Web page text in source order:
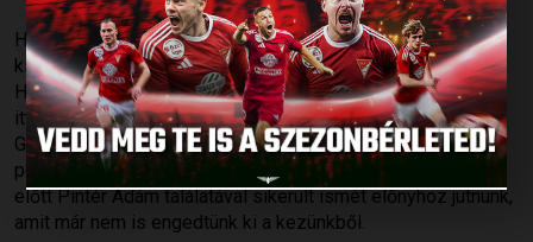
Három korosztály számára megkezdődtek a küzdelmek a
kiemelt bajnokságban. Az U19-es csapatunk a Budapest
Honvéd együttesét látta vendégül, és jó játékkal sikerült
itthon tartani a három pontot. A találkozó 33. percében
Gyönyörű Gergő révén szereztünk vezetést, és bár négy
perccel később egyenlítettek a vendégek, még a szünet
előtt Pintér Ádám találatával sikerült ismét előnyhöz jutnunk,
amit már nem is engedtünk ki a kezünkből.